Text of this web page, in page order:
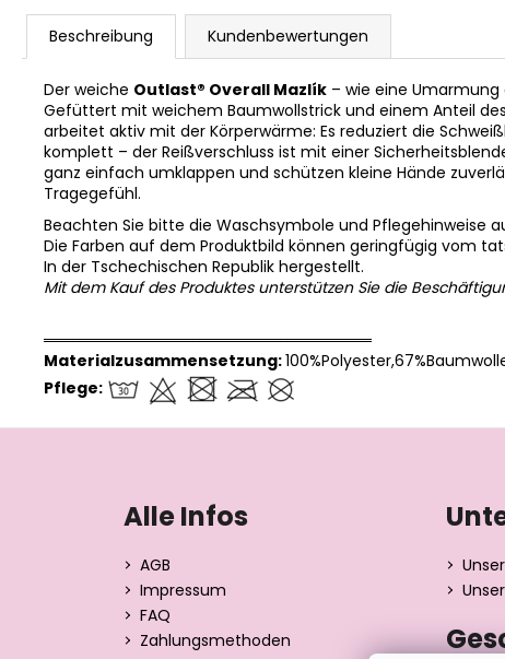
Beschreibung Kundenbewertungen
Der weiche Outlast® Overall Mazlík – wie eine
Gefüttert mit weichem Baumwollstrick und einem Anteil
arbeitet aktiv mit der Körperwärme: Es reduziert die
komplett – der Reißverschluss ist mit einer
ganz einfach umklappen und schützen kleine Hände
Tragegefühl.
Beachten Sie bitte die Waschsymbole und Pflegehinweise
Die Farben auf dem Produktbild können geringfügig vom
In der Tschechischen Republik hergestellt.
Mit dem Kauf des Produktes unterstützen Sie die
══════════════════════════════
Materialzusammensetzung:
Pflege:
F
Alle Infos
AGB
Impressum
FAQ
Zahlungsmethoden